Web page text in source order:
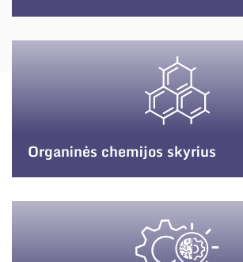
Organinės chemijos skyrius